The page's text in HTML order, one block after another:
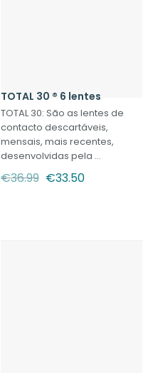
TOTAL 30 ® 6 lentes
TOTAL 30: São as lentes de
contacto descartáveis,
mensais, mais recentes,
desenvolvidas pela ...
€36.99 O
€33.50O